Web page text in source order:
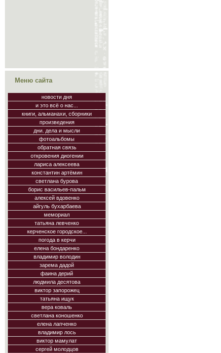
Меню сайта
новости дня
и это всё о нас...
книги, альманахи, сборники
произведения
дни. дела и мысли
фотоальбомы
обратная связь
откровения диогении
лариса алексеева
константин артёмин
светлана бурова
борис васильев-пальм
алексей вдовенко
айгуль бухарбаева
мемориал
татьяна левченко
керченское городское...
погода в керчи
елена бондаренко
владимир володин
зарема дадой
фаина дерий
людмила десятова
виктор запорожец
татьяна ищук
вера коваль
светлана коношенко
елена лапченко
владимир лось
виктор мамулат
сергей молодцов